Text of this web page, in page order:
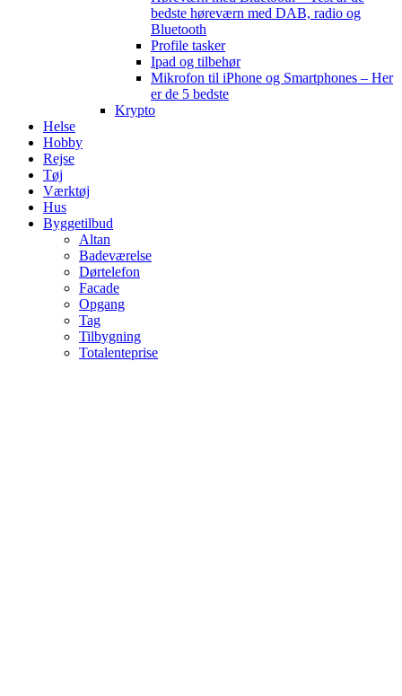
bedste høreværn med DAB, radio og
Bluetooth
Profile tasker
Ipad og tilbehør
Mikrofon til iPhone og Smartphones – Her
er de 5 bedste
Krypto
Helse
Hobby
Rejse
Tøj
Værktøj
Hus
Byggetilbud
Altan
Badeværelse
Dørtelefon
Facade
Opgang
Tag
Tilbygning
Totalenteprise